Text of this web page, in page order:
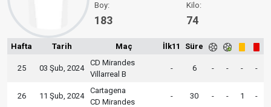
Boy:
183
Kilo:
74
Hafta Tarih Maç İlk11 Süre
25 03 Şub, 2024
CD Mirandes
Villarreal B
- 6 - - - -
26 11 Şub, 2024
Cartagena
CD Mirandes
- 30 - - 1 -